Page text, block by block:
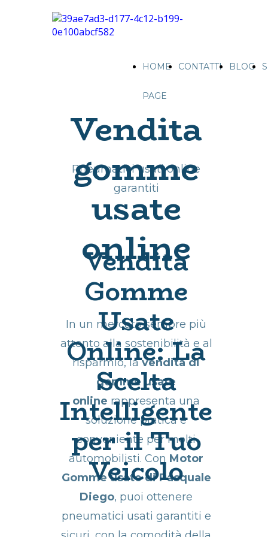
HOME
PAGE
CONTATTI BLOG
Vendita
gomme
usate
online
Pneumatici usati online
garantiti
Vendita
Gomme
Usate
Online: La
Scelta
Intelligente
per il Tuo
Veicolo
In un mercato sempre più
attento alla sostenibilità e al
risparmio, lavendita di
gomme usate
online rappresenta una
soluzione pratica e
conveniente per molti
automobilisti. Con Motor
Gomme usate di Pasquale
Diego, puoi ottenere
pneumatici usati garantiti e